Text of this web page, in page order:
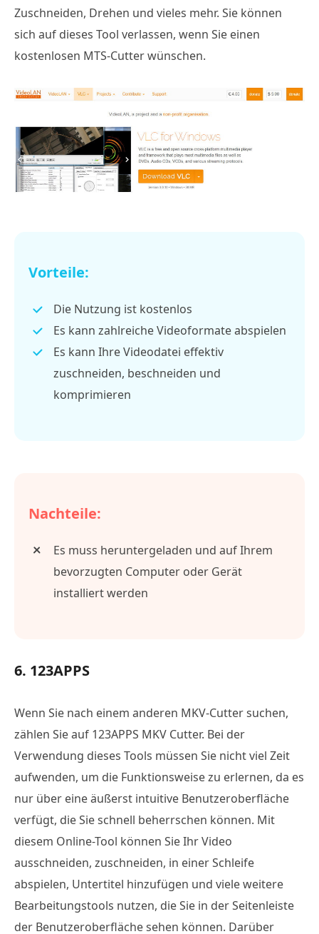
Zuschneiden, Drehen und vieles mehr. Sie können
sich auf dieses Tool verlassen, wenn Sie einen
kostenlosen MTS-Cutter wünschen.
Vorteile:
Die Nutzung ist kostenlos
Es kann zahlreiche Videoformate abspielen
Es kann Ihre Videodatei effektiv
zuschneiden, beschneiden und
komprimieren
Nachteile:
Es muss heruntergeladen und auf Ihrem
bevorzugten Computer oder Gerät
installiert werden
6. 123APPS
Wenn Sie nach einem anderen MKV-Cutter suchen,
zählen Sie auf 123APPS MKV Cutter. Bei der
Verwendung dieses Tools müssen Sie nicht viel Zeit
aufwenden, um die Funktionsweise zu erlernen, da es
nur über eine äußerst intuitive Benutzeroberfläche
verfügt, die Sie schnell beherrschen können. Mit
diesem Online-Tool können Sie Ihr Video
ausschneiden, zuschneiden, in einer Schleife
abspielen, Untertitel hinzufügen und viele weitere
Bearbeitungstools nutzen, die Sie in der Seitenleiste
der Benutzeroberfläche sehen können. Darüber